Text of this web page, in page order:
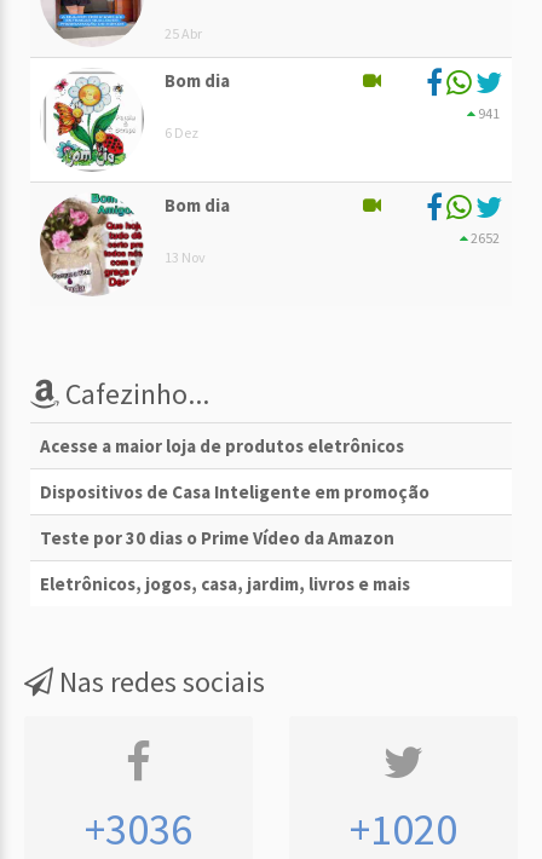
25 Abr
Bom dia
6 Dez
941
Bom dia
13 Nov
2652
Cafezinho...
Acesse a maior loja de produtos eletrônicos
Dispositivos de Casa Inteligente em promoção
Teste por 30 dias o Prime Vídeo da Amazon
Eletrônicos, jogos, casa, jardim, livros e mais
Nas redes sociais
+3036 +1020